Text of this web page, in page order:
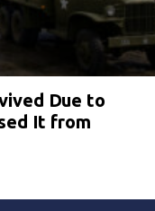
Due to
It from